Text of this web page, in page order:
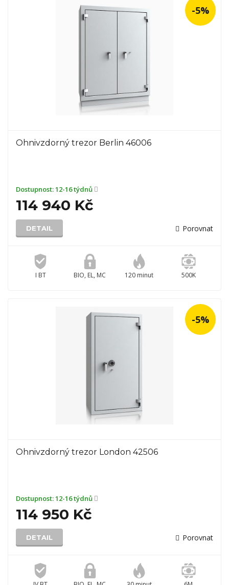
Ohnivzdorný trezor Berlin 46006
Dostupnost:12-16 týdnů
114 940 Kč
DETAIL Porovnat
I BT BIO, EL, MC 120 minut 500K
-5%
Ohnivzdorný trezor London 42506
Dostupnost:12-16 týdnů
114 950 Kč
DETAIL Porovnat
-5%